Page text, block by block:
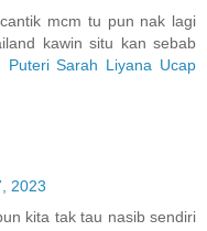
mcm tu pun nak lagi
kawin situ kan sebab
Puteri Sarah Liyana Ucap
2023
kita tak tau nasib sendiri